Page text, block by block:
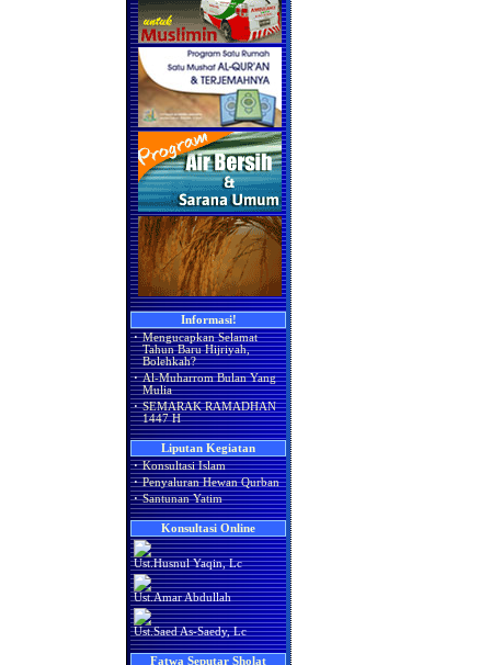
Informasi!
· Mengucapkan Selamat
Tahun Baru Hijriyah,
Bolehkah?
· Al-Muharrom Bulan Yang
Mulia
· SEMARAK RAMADHAN
1447 H
Liputan Kegiatan
· Konsultasi Islam
· Penyaluran Hewan Qurban
· Santunan Yatim
Konsultasi Online
Ust.Husnul Yaqin, Lc
Ust.Amar Abdullah
Ust.Saed As-Saedy, Lc
Fatwa Seputar Sholat